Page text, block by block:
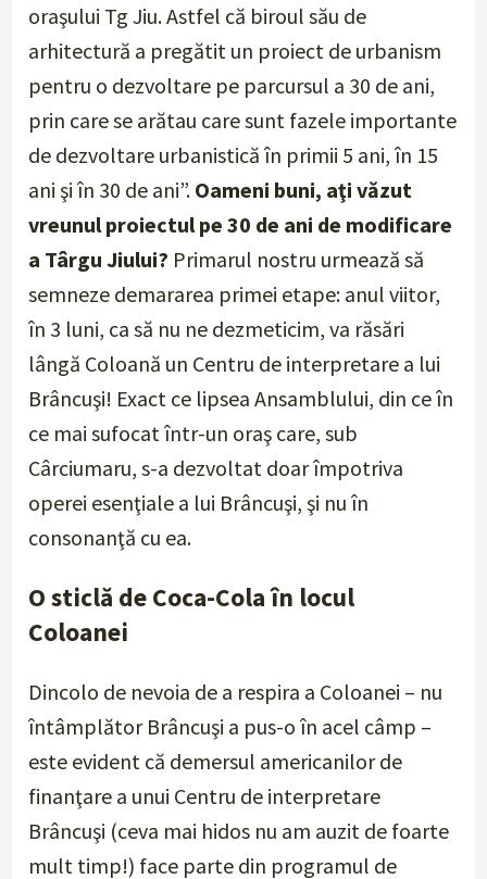
oraşului Tg Jiu. Astfel că biroul său de
arhitectură a pregătit un proiect de urbanism
pentru o dezvoltare pe parcursul a 30 de ani,
prin care se arătau care sunt fazele importante
de dezvoltare urbanistică în primii 5 ani, în 15
ani şi în 30 de ani”. Oameni buni, aţi văzut
vreunul proiectul pe 30 de ani de modificare
a Târgu Jiului? Primarul nostru urmează să
semneze demararea primei etape: anul viitor,
în 3 luni, ca să nu ne dezmeticim, va răsări
lângă Coloană un Centru de interpretare a lui
Brâncuşi! Exact ce lipsea Ansamblului, din ce în
ce mai sufocat într-un oraş care, sub
Cârciumaru, s-a dezvoltat doar împotriva
operei esenţiale a lui Brâncuşi, şi nu în
consonanţă cu ea.
O sticlă de Coca-Cola în locul
Coloanei
Dincolo de nevoia de a respira a Coloanei – nu
întâmplător Brâncuşi a pus-o în acel câmp –
este evident că demersul americanilor de
finanţare a unui Centru de interpretare
Brâncuşi (ceva mai hidos nu am auzit de foarte
mult timp!) face parte din programul de